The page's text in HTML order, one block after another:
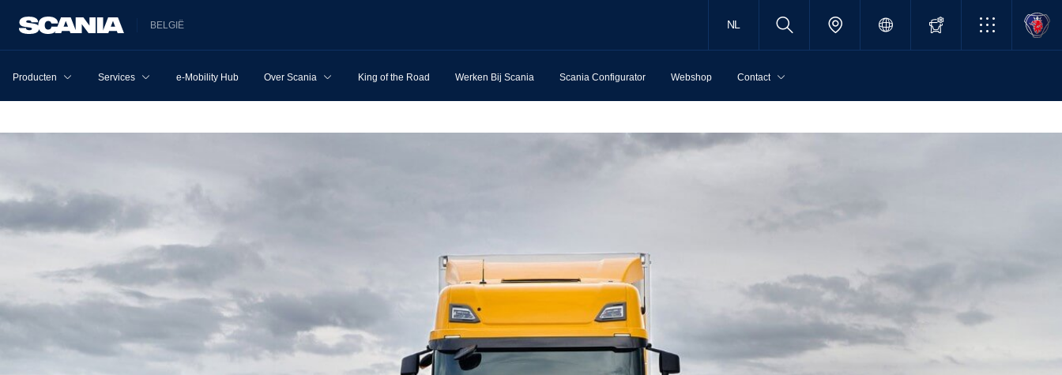
BELGIË NL
Producten Services e-Mobility Hub Over Scania King of the Road Werken Bij Scania Scania Configurator Webshop Contact